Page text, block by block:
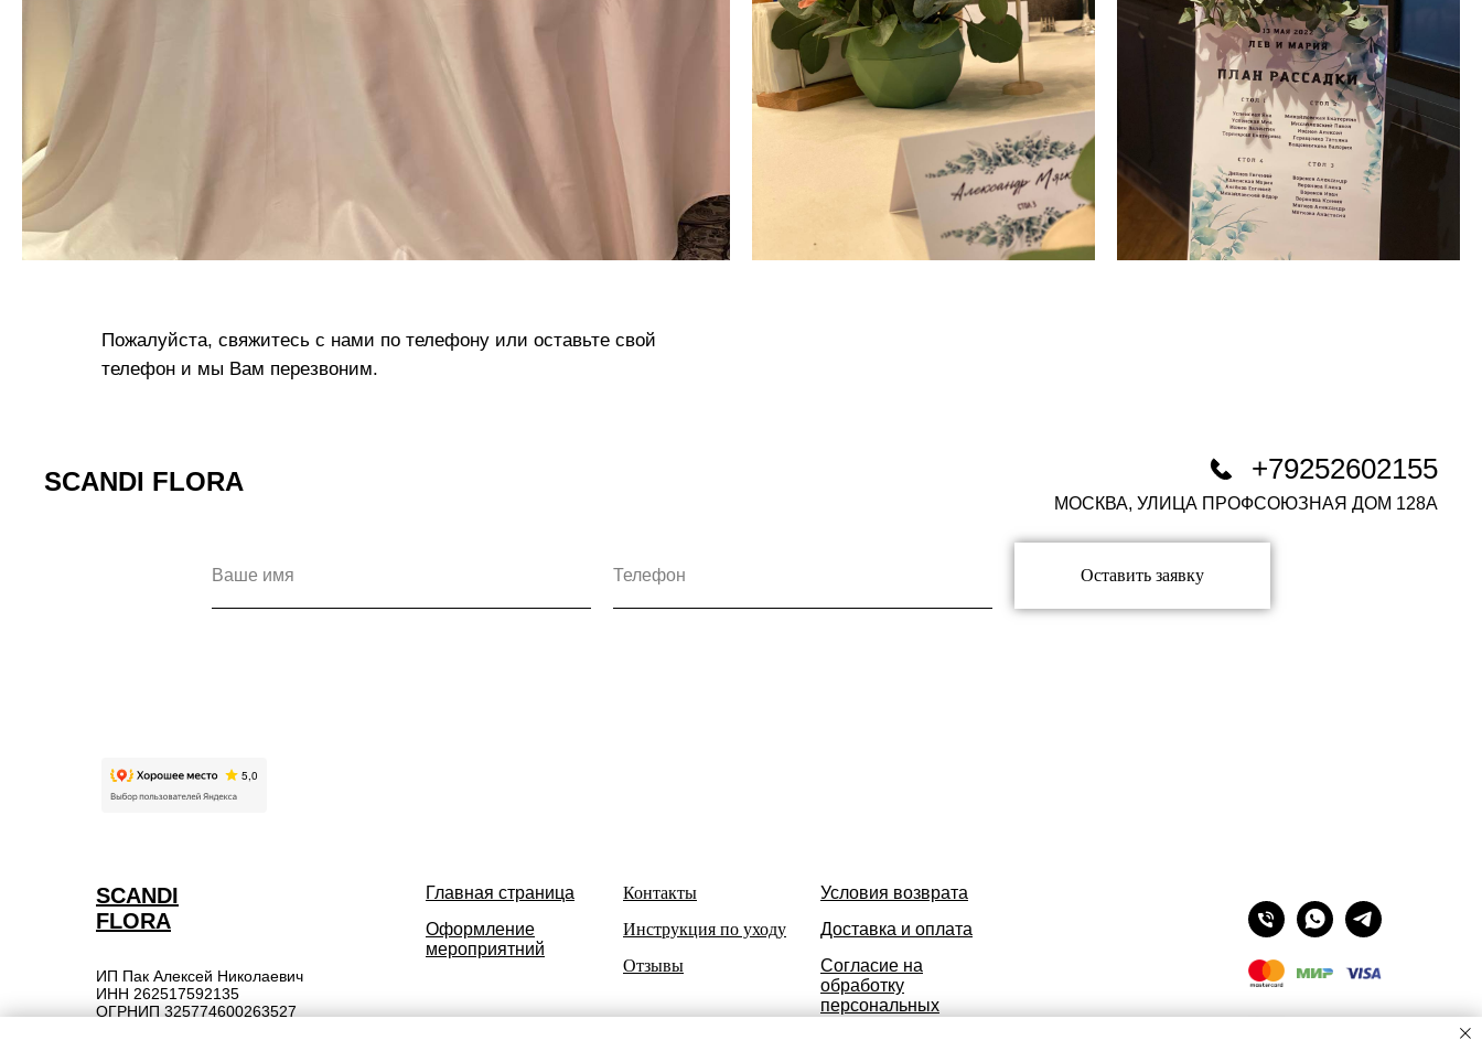
Пожалуйста, свяжитесь с нами по телефону или оставьте свой
телефон и мы Вам перезвоним.
SCANDI FLORA +79252602155
МОСКВА, УЛИЦА ПРОФСОЮЗНАЯ ДОМ 128А
Оставить заявку
SCANDI
FLORA
ИП Пак Алексей Николаевич
ИНН 262517592135
ОГРНИП 325774600263527
Главная страница
Оформление
мероприятний
Контакты
Инструкция по уходу
Отзывы
Условия возврата
Доставка и оплата
Согласие на
обработку
персональных